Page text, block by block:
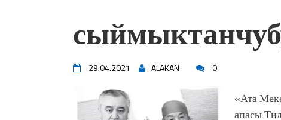
жоопкерчилик!"
үчүн, улуу көч уланышы үчүн
“Китепкана түнγ-2026”:
Латын арибиндеги “Чабуул”...
тарыхы жана редакторлору...
“КАРА КЕМПИР”:
29.04.2021 ALAKAN 0
«Ата
апасы